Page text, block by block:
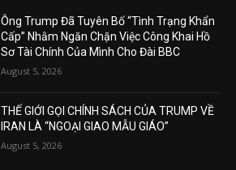
Ông Trump Đã Tuyên Bố “Tình Trạng Khẩn
Cấp” Nhằm Ngăn Chặn Việc Công Khai Hồ
Sơ Tài Chính Của Mình Cho Đài BBC
August 5, 2026
THẾ GIỚI GỌI CHÍNH SÁCH CỦA TRUMP VỀ
IRAN LÀ “NGOẠI GIAO MẪU GIÁO”
August 5, 2026